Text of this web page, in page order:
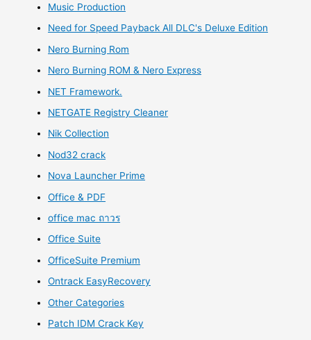
Music Production
Need for Speed Payback All DLC's Deluxe Edition
Nero Burning Rom
Nero Burning ROM & Nero Express
NET Framework.
NETGATE Registry Cleaner
Nik Collection
Nod32 crack
Nova Launcher Prime
Office & PDF
office mac ถาวร
Office Suite
OfficeSuite Premium
Ontrack EasyRecovery
Other Categories
Patch IDM Crack Key